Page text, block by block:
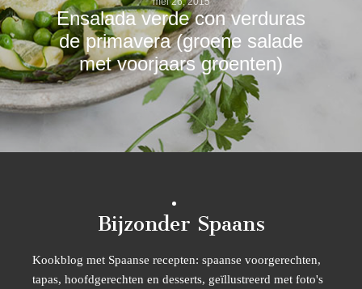
Ensalada verde con verduras
de primavera (groene salade
met voorjaars groenten)
Bijzonder Spaans
Kookblog met Spaanse recepten: spaanse voorgerechten,
tapas, hoofdgerechten en desserts, geïllustreerd met foto's